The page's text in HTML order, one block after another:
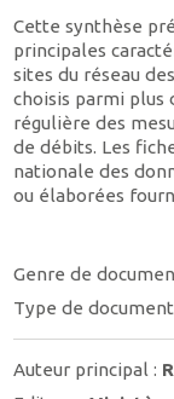
Cette synthèse
principales
sites du réseau
choisis parmi plus
régulière des
de débits. Les
nationale des
ou élaborées
Genre de
Type de
Auteur principal :